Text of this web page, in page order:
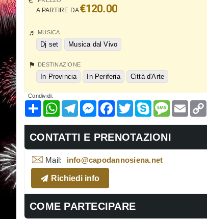
A PARTIRE DA €120.00
MUSICA
Dj set Musica dal Vivo
DESTINAZIONE
In Provincia In Periferia Città d'Arte
Condividi:
CondividiWhatsAppTelegramMessenger
Facebook
TwitterSkypeMessage
Email
CONTATTI E PRENOTAZIONI
Mail: info@capodannosiena.net
Richiedi info
COME PARTECIPARE